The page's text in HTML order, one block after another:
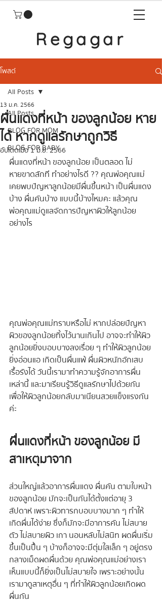
Regagar
โพสต์
All Posts
BLOG FOR MOM
BLOG FOR BABY
All Posts
ผื่นแดงที่หน้า ของลูกน้อย หาย
ได้ หากดูแลรักษาถูกวิธี
13 ม.ค. 2566
อัปเดตเมื่อ1 มิ.ย. 2566
ผื่นแดงที่หน้า ของลูกน้อย เป็นตลอด ไม่
หายขาดสักที ทำอย่างไรดี ?? คุณพ่อคุณแม่
เคยพบปัญหาลูกน้อยมีผื่นขึ้นหน้า เป็นผื่นแดง
บ้าง ผื่นคันบ้าง แบบนี้บ้างไหมคะ แล้วคุณ
พ่อคุณแม่ดูแลจัดการปัญหาผิวให้ลูกน้อย
อย่างไร
คุณพ่อคุณแม่ทราบหรือไม่ หากปล่อยปัญหา
ผิวของลูกน้อยทิ้งไว้นานเกินไป อาจจะทำให้ผิว
ลูกน้อยยิ่งบอบบางลงเรื่อย ๆ ทำให้ผิวลูกน้อย
ยิ่งอ่อนแอ เกิดเป็นผื่นแพ้ ผื่นผิวหนักอักเสบ
เรื้อรังได้ วันนี้เรามาทำความรู้จักอาการผื่น
เหล่านี้ และมาเรียนรู้วิธีดูแลรักษาไปด้วยกัน
เพื่อให้ผิวลูกน้อยกลับมาเนียนสวยแข็งแรงกัน
ค่ะ
ผื่นแดงที่หน้า ของลูกน้อย มี
สาเหตุมาจาก
ส่วนใหญ่แล้วอาการผื่นแดง ผื่นคัน ตามใบหน้า
ของลูกน้อย มักจะเป็นกันได้ตั้งแต่อายุ 3
สัปดาห์ เพราะผิวทารกบอบบางมาก ๆ ทำให้
เกิดผื่นได้ง่าย ซึ่งก็มักจะมีอาการคัน ไม่สบาย
ตัว ไม่สบายผิว เกา นอนหลับไม่สนิท ผดผื่นเริ่ม
ขึ้นเป็นปื้น ๆ บ้างก็อาจจะมีตุ่มใสเล็ก ๆ อยู่ตรง
กลางเม็ดผดผื่นด้วย คุณพ่อคุณแม่อย่างเรา
เห็นแบบนี้ก็ยิ่งเป็นไม่สบายใจ เพราะอย่างนั้น
เรามาดูสาเหตุอื่น ๆ ที่ทำให้ผิวลูกน้อยเกิดผด
ผื่นกัน